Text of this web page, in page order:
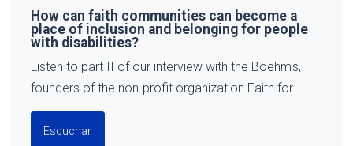
How can faith communities can become a
place of inclusion and belonging for people
with disabilities?
Listen to part II of our interview with the Boehm's,
founders of the non-profit organization Faith for
Escuchar